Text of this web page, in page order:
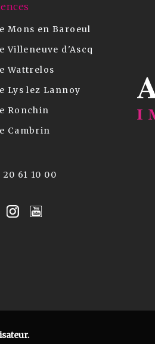
Mons en Baroeul
Villeneuve d'Ascq
Wattrelos
Lys lez Lannoy
Ronchin
Cambrin
20 61 10 00